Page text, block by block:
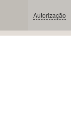
Autorização